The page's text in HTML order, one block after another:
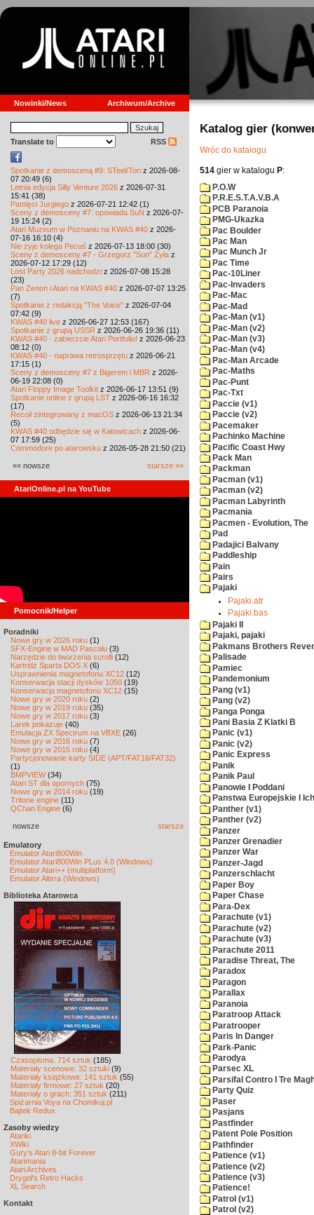
Nowinki/News Archiwum/Archive
Translate to RSS
Spotkanie z demosceną #9: STeel/Tori z 2026-08-
07 20:49 (6)
Letnia edycja Silly Venture 2026 z 2026-07-31
15:41 (38)
Pamięci Jurgiego z 2026-07-21 12:42 (1)
Sceny z demosceny #7: opowiada SuN z 2026-07-
19 15:24 (2)
Atari Muzeum w Poznaniu na KWAS #40 z 2026-
07-16 16:10 (4)
Nie żyje kolega Pecuś z 2026-07-13 18:00 (30)
Sceny z demosceny #7 - Grzegorz "Sun" Żyła z
2026-07-12 17:29 (12)
Lost Party 2026 nadchodzi z 2026-07-08 15:28
(23)
Pan Zenon i Atari na KWAS #40 z 2026-07-07 13:25
(7)
Spotkanie z redakcją "The Voice" z 2026-07-04
07:42 (9)
KWAS #40 live z 2026-06-27 12:53 (167)
Spotkanie z grupą USSR z 2026-06-26 19:36 (11)
KWAS #40 - zabierzcie Atari Portfolio! z 2026-06-23
08:12 (0)
KWAS #40 - naprawa retrosprzętu z 2026-06-21
17:15 (1)
Sceny z demosceny #7 z Bigerem i MBR z 2026-
06-19 22:08 (0)
Atari Floppy Image Toolkit z 2026-06-17 13:51 (9)
Spotkanie online z grupą LST z 2026-06-16 16:32
(17)
Recoil zintegrowany z macOS z 2026-06-13 21:34
(5)
KWAS #40 odbędzie się w Katowicach z 2026-06-
07 17:59 (25)
Commodore po atarowsku z 2026-05-28 21:50 (21)
«« nowsze starsze »»
AtariOnline.pl na YouTube
Pomocnik/Helper
Poradniki
Nowe gry w 2026 roku (1)
SFX-Engine w MAD Pascalu (3)
Narzędzie do tworzenia scrolli (12)
Kartridż Sparta DOS X (6)
Usprawnienia magnetofonu XC12 (12)
Konserwacja stacji dysków 1050 (19)
Konserwacja magnetofonu XC12 (15)
Nowe gry w 2020 roku (2)
Nowe gry w 2019 roku (35)
Nowe gry w 2017 roku (3)
Larek pokazuje (40)
Emulacja ZX Spectrum na VBXE (26)
Nowe gry w 2016 roku (7)
Nowe gry w 2015 roku (4)
Partycjonowanie karty SIDE (APT/FAT16/FAT32)
(1)
BMPVIEW(34)
Atari ST dla opornych (75)
Nowe gry w 2014 roku (19)
Tritone engine (11)
QChan Engine (6)
nowsze starsze
Emulatory
Emulator Atari800Win
Emulator Atari800Win PLus 4.0 (Windows)
Emulator Atari++ (multiplatform)
Emulator Altirra (Windows)
Biblioteka Atarowca
Czasopisma: 714 sztuk (185)
Materiały scenowe: 32 sztuki (9)
Materiały książkowe: 141 sztuk (55)
Materiały firmowe: 27 sztuk (20)
Materiały o grach: 351 sztuk (211)
Spiżarnia Voya na Chomikuj.pl
Bajtek Redux
Zasoby wiedzy
Atariki
XWiki
Gury's Atari 8-bit Forever
Atarimania
Atari Archives
Drygol's Retro Hacks
XL Search
Kontakt
Katalog gier
Wróc do katalogu
514 gier w katalogu P:
P.O.W
P.R.E.S.T.A.V.B.A
PCB Paranoia
PMG-Ukazka
Pac Boulder
Pac Man
Pac Munch Jr
Pac Time
Pac-10Liner
Pac-Invaders
Pac-Mac
Pac-Mad
Pac-Man (v1)
Pac-Man (v2)
Pac-Man (v3)
Pac-Man (v4)
Pac-Man Arcade
Pac-Maths
Pac-Punt
Pac-Txt
Paccie (v1)
Paccie (v2)
Pacemaker
Pachinko Machine
Pacific Coast Hwy
Pack Man
Packman
Pacman (v1)
Pacman (v2)
Pacman Labyrinth
Pacmania
Pacmen - Evolution, The
Pad
Padajici Balvany
Paddleship
Pain
Pairs
Pajaki
Pajaki.atr
Pajaki.bas
Pajaki II
Pajaki, pajaki
Pakmans Brothers
Palisade
Pamiec
Pandemonium
Pang (v1)
Pang (v2)
Panga Ponga
Pani Basia Z Klatki B
Panic (v1)
Panic (v2)
Panic Express
Panik
Panik Paul
Panowie I Poddani
Panstwa Europejskie I
Panther (v1)
Panther (v2)
Panzer
Panzer Grenadier
Panzer War
Panzer-Jagd
Panzerschlacht
Paper Boy
Paper Chase
Para-Dex
Parachute (v1)
Parachute (v2)
Parachute (v3)
Parachute 2011
Paradise Threat, The
Paradox
Paragon
Parallax
Paranoia
Paratroop Attack
Paratrooper
Paris In Danger
Park-Panic
Parodya
Parsec XL
Parsifal Contro I Tre
Party Quiz
Paser
Pasjans
Pastfinder
Patent Pole Position
Pathfinder
Patience (v1)
Patience (v2)
Patience (v3)
Patience!
Patrol (v1)
Patrol (v2)